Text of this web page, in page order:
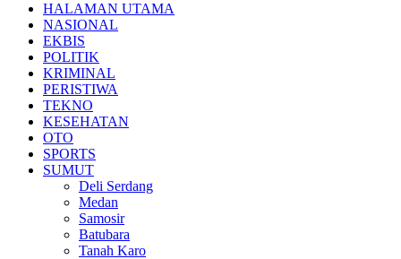
HALAMAN UTAMA
NASIONAL
EKBIS
POLITIK
KRIMINAL
PERISTIWA
TEKNO
KESEHATAN
OTO
SPORTS
SUMUT
Deli Serdang
Medan
Samosir
Batubara
Tanah Karo